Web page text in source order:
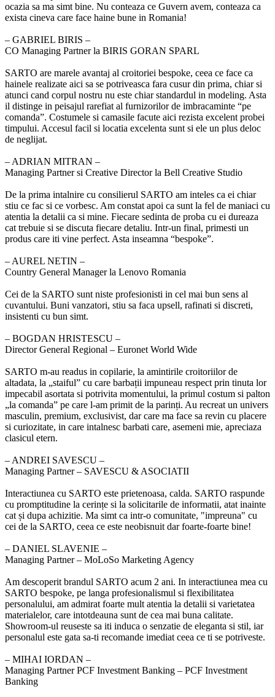
ocazia sa ma simt bine. Nu conteaza ce Guvern avem, conteaza ca
exista cineva care face haine bune in Romania!
‒ GABRIEL BIRIS –
CO Managing Partner la BIRIS GORAN SPARL
SARTO are marele avantaj al croitoriei bespoke, ceea ce face ca
hainele realizate aici sa se potriveasca fara cusur din prima, chiar si
atunci cand corpul nostru nu este chiar standardul in modeling. Asta
il distinge in peisajul rarefiat al furnizorilor de imbracaminte “pe
comanda”. Costumele si camasile facute aici rezista excelent probei
timpului. Accesul facil si locatia excelenta sunt si ele un plus deloc
de neglijat.
‒ ADRIAN MITRAN –
Managing Partner si Creative Director la Bell Creative Studio
De la prima intalnire cu consilierul SARTO am inteles ca ei chiar
stiu ce fac si ce vorbesc. Am constat apoi ca sunt la fel de maniaci cu
atentia la detalii ca si mine. Fiecare sedinta de proba cu ei dureaza
cat trebuie si se discuta fiecare detaliu. Intr-un final, primesti un
produs care iti vine perfect. Asta inseamna “bespoke”.
‒ AUREL NETIN –
Country General Manager la Lenovo Romania
Cei de la SARTO sunt niste profesionisti in cel mai bun sens al
cuvantului. Buni vanzatori, stiu sa faca upsell, rafinati si discreti,
insistenti cu bun simt.
‒ BOGDAN HRISTESCU –
Director General Regional – Euronet World Wide
SARTO m-au readus in copilarie, la amintirile croitoriilor de
altadata, la „staiful” cu care barbații impuneau respect prin tinuta lor
impecabil asortata si potrivita momentului, la primul costum si palton
„la comanda” pe care l-am primit de la parinți. Au recreat un univers
masculin, premium, exclusivist, dar care ma face sa revin cu placere
si curiozitate, in care intalnesc barbati care, asemeni mie, apreciaza
clasicul etern.
‒ ANDREI SAVESCU –
Managing Partner – SAVESCU & ASOCIATII
Interactiunea cu SARTO este prietenoasa, calda. SARTO raspunde
cu promptitudine la cerințe si la solicitarile de informatii, atat inainte
cat și dupa achizitie. Ma simt ca intr-o comunitate, "impreuna" cu
cei de la SARTO, ceea ce este neobisnuit dar foarte-foarte bine!
‒ DANIEL SLAVENIE –
Managing Partner – MoLoSo Marketing Agency
Am descoperit brandul SARTO acum 2 ani. In interactiunea mea cu
SARTO bespoke, pe langa profesionalismul si flexibilitatea
personalului, am admirat foarte mult atentia la detalii si varietatea
materialelor, care intotdeauna sunt de cea mai buna calitate.
Showroom-ul reuseste sa iti induca o senzatie de eleganta si stil, iar
personalul este gata sa-ti recomande imediat ceea ce ti se potriveste.
‒ MIHAI IORDAN –
Managing Partner PCF Investment Banking – PCF Investment
Banking